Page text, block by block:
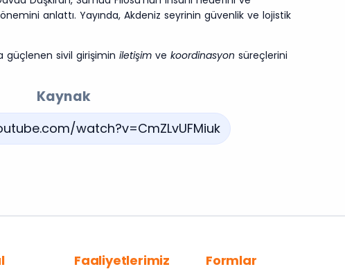
önemini anlattı. Yayında, Akdeniz seyrinin güvenlik ve lojistik
güçlenen sivil girişimin iletişim ve koordinasyon süreçlerini
Kaynak
watch?v=CmZLvUFMiuk
Faaliyetlerimiz Formlar